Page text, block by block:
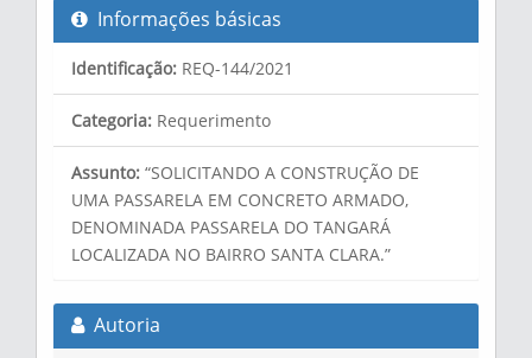
Informações básicas
Identificação: REQ-144/2021
Categoria: Requerimento
Assunto: “SOLICITANDO A CONSTRUÇÃO DE
UMA PASSARELA EM CONCRETO ARMADO,
DENOMINADA PASSARELA DO TANGARÁ
LOCALIZADA NO BAIRRO SANTA CLARA.”
Autoria